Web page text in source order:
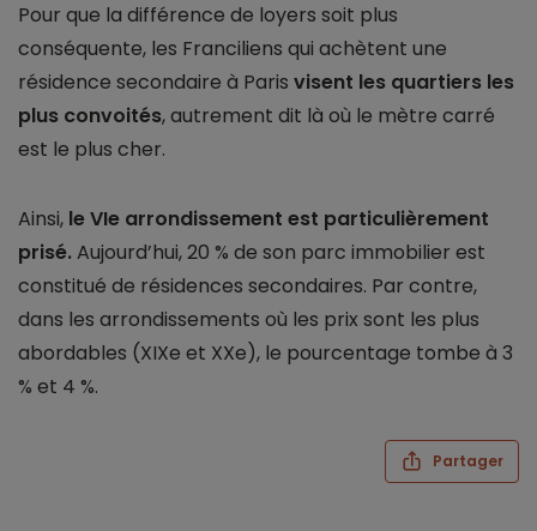
Pour que la différence de loyers soit plus
conséquente, les Franciliens qui achètent une
résidence secondaire à Paris visent les quartiers les
plus convoités, autrement dit là où le mètre carré
est le plus cher.
Ainsi, le VIe arrondissement est particulièrement
prisé.Aujourd’hui, 20 % de son parc immobilier est
constitué de résidences secondaires. Par contre,
dans les arrondissements où les prix sont les plus
abordables (XIXe et XXe), le pourcentage tombe à 3
% et 4 %.
Partager